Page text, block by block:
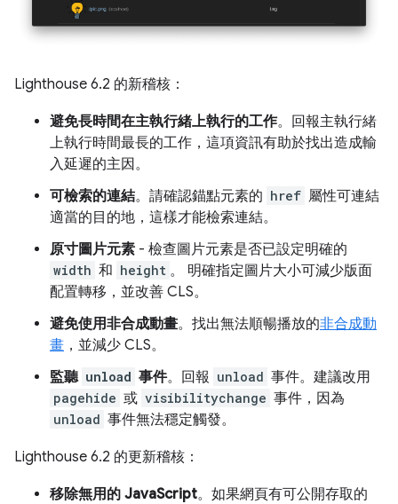
Lighthouse 6.2 的新稽核：
避免長時間在主執行緒上執行的工作。回報主執行緒
上執行時間最長的工作，這項資訊有助於找出造成輸
入延遲的主因。
可檢索的連結。請確認錨點元素的 href 屬性可連結
適當的目的地，這樣才能檢索連結。
原寸圖片元素 - 檢查圖片元素是否已設定明確的
width 和 height 。 明確指定圖片大小可減少版面
配置轉移，並改善 CLS。
避免使用非合成動畫。找出無法順暢播放的非合成動
畫 ，並減少 CLS。
監聽 unload 事件。回報 unload 事件。建議改用
pagehide 或 visibilitychange 事件，因為
unload 事件無法穩定觸發。
Lighthouse 6.2 的更新稽核：
移除無用的 JavaScript。如果網頁有可公開存取的